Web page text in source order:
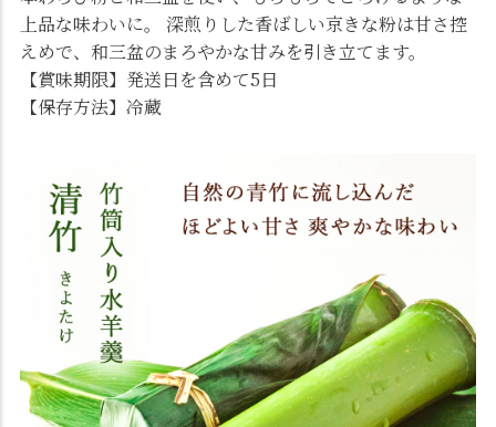
上品な味わいに。 深煎りした香ばしい京きな粉は甘さ控
えめで、和三盆のまろやかな甘みを引き立てます。
【賞味期限】発送日を含めて5日
【保存方法】冷蔵